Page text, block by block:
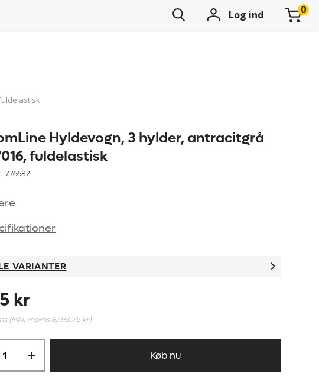
Log ind
Hyldevogn, 3 hylder, antracitgrå
fuldelastisk
776682
VARIANTER
kr
(Inkl. moms6.993,75 kr)
Køb nu